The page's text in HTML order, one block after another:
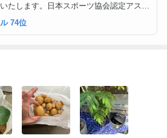
たします。日本スポーツ協会認定アスレ
保有していますので、スポーツ選手のケ
74位